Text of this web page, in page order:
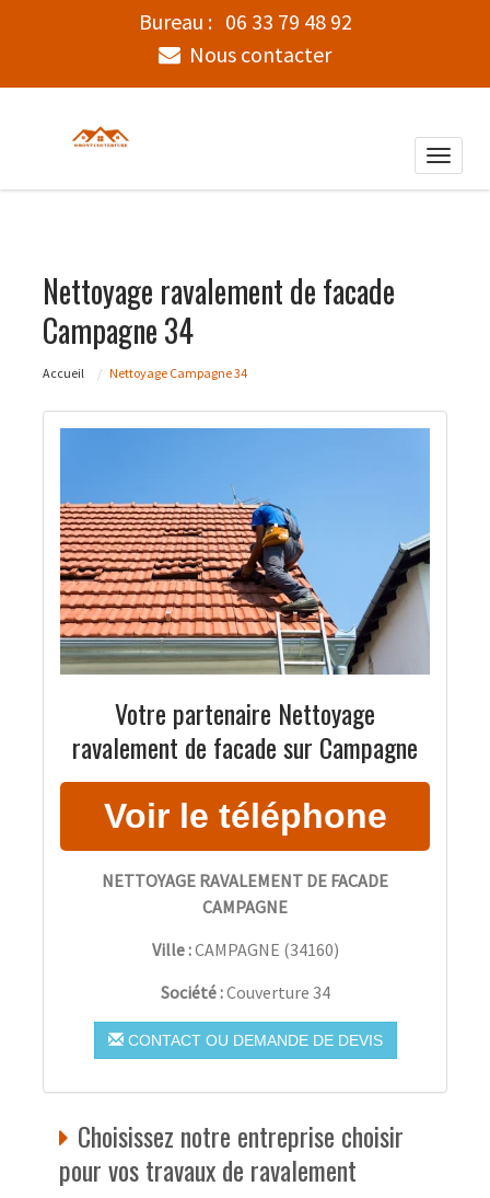
Bureau : 06 33 79 48 92
Nous contacter
Toggle
Nettoyage ravalement de facade
Campagne 34
Accueil Nettoyage Campagne 34
Votre partenaire Nettoyage
ravalement de facade sur Campagne
NETTOYAGE RAVALEMENT DE FACADE
CAMPAGNE
Ville :CAMPAGNE (34160)
Société :Couverture 34
CONTACT OU DEMANDE DE DEVIS
Choisissez notre entreprise choisir
pour vos travaux de ravalement